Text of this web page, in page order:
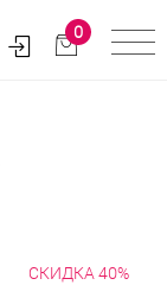
0
СКИДКА 40%